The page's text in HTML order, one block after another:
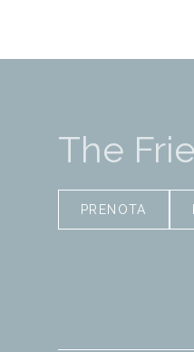
The
PRENOTA